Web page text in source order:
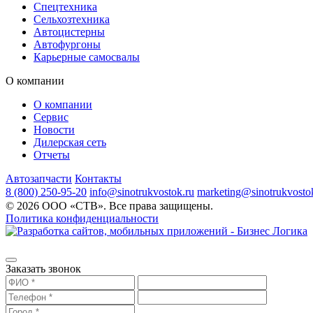
Спецтехника
Сельхозтехника
Автоцистерны
Автофургоны
Карьерные самосвалы
О компании
О компании
Сервис
Новости
Дилерская сеть
Отчеты
Автозапчасти Контакты
8 (800) 250-95-20 info@sinotrukvostok.ru
© 2026 ООО «СТВ». Все права защищены.
Политика конфиденциальности
Заказать звонок